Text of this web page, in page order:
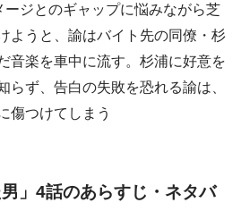
ージとのギャップに悩みながら芝
ようと、諭はバイト先の同僚・杉
音楽を車中に流す。杉浦に好意を
らず、告白の失敗を恐れる諭は、
傷つけてしまう
男」4話のあらすじ・ネタバ